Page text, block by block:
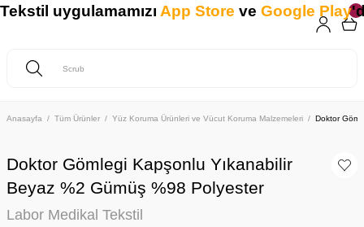
Anasayfa Tüm Ürünler Yüz Koruma Ürünleri ve Vücut Koruma Malzemeleri Doktor
Doktor Gömlegi Kapşonlu Yıkanabilir
Beyaz %2 Gümüş %98 Polyester
Labor Medikal Tekstil
uygulamamızıApp StoreveGoogle Play